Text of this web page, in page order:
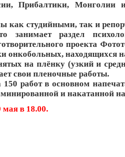
Прибалтики, Монголии
как студийными, так и
занимает раздел
проекта
онкобольных, находящихся
на плёнку (узкий и
свои пленочные работы.
работ в основном
и накатанной
в 18.00.